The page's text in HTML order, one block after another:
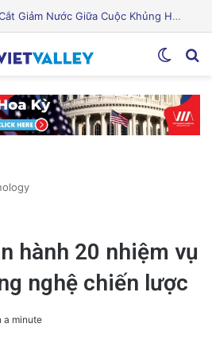
Quỹ Đất Silicon Valley Khởi Động Nâng Cấp Căn Hộ Cũ Kỹ Thuật Hiện Đại
hành 20 nhiệm vụ
nghệ chiến lược
a minute